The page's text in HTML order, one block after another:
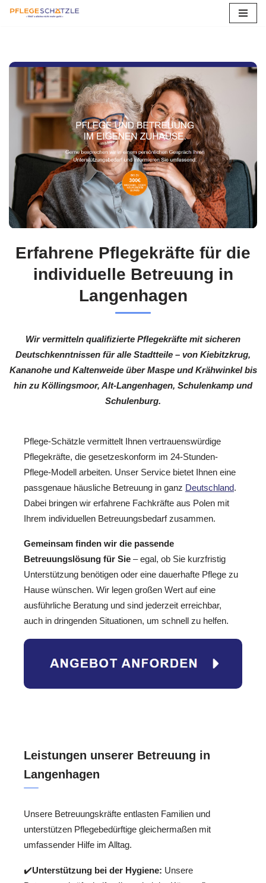
springen
Erfahrene Pflegekräfte für die
individuelle Betreuung in
Langenhagen
Wir vermitteln qualifizierte Pflegekräfte mit sicheren
Deutschkenntnissen für alle Stadtteile – von Kiebitzkrug,
Kananohe und Kaltenweide über Maspe und Krähwinkel bis
hin zu Köllingsmoor, Alt-Langenhagen, Schulenkamp und
Schulenburg.
Pflege-Schätzle vermittelt Ihnen vertrauenswürdige
Pflegekräfte, die gesetzeskonform im 24-Stunden-
Pflege-Modell arbeiten. Unser Service bietet Ihnen eine
passgenaue häusliche Betreuung in ganz Deutschland.
Dabei bringen wir erfahrene Fachkräfte aus Polen mit
Ihrem individuellen Betreuungsbedarf zusammen.
Gemeinsam finden wir die passende
Betreuungslösung für Sie – egal, ob Sie kurzfristig
Unterstützung benötigen oder eine dauerhafte Pflege zu
Hause wünschen. Wir legen großen Wert auf eine
ausführliche Beratung und sind jederzeit erreichbar,
auch in dringenden Situationen, um schnell zu helfen.
Leistungen unserer Betreuung in
Langenhagen
Unsere Betreuungskräfte entlasten Familien und
unterstützen Pflegebedürftige gleichermaßen mit
umfassender Hilfe im Alltag.
✔️Unterstützung bei der Hygiene: Unsere